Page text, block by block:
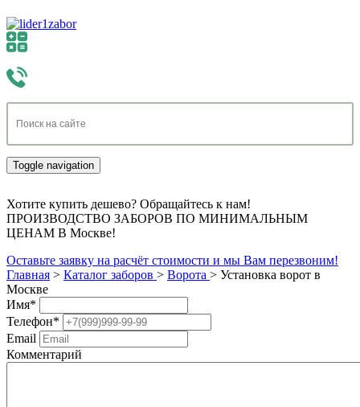
Toggle navigation
Хотите купить дешево? Обращайтесь к нам!
ПРОИЗВОДСТВО ЗАБОРОВ ПО МИНИМАЛЬНЫМ
ЦЕНАМ В Москве!
Оставьте заявку на расчёт стоимости и мы Вам перезвоним!
Главная > Каталог заборов > Ворота > Установка ворот в
Москве
Имя*
Телефон*
Email
Комментарий